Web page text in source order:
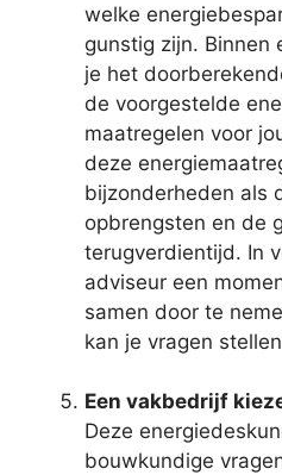
welke
gunstig zijn. Binnen
je het
de voorgestelde
maatregelen voor
deze
bijzonderheden als
opbrengsten en de
terugverdientijd. In
adviseur een
samen door te
kan je vragen
Een vakbedrijf
Deze
bouwkundige